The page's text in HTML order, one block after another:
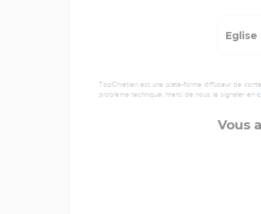
Eglise
TopChrétien est une plate-forme diffuseur de
problème technique, merci de nous le signaler en
Vous